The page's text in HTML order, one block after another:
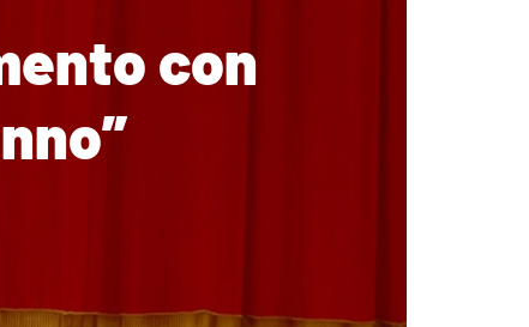
con